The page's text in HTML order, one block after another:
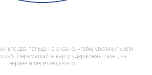
два пальца на экране, чтобы увеличить или
Перемещайте карту удерживая палец на
экране и перемещая его.